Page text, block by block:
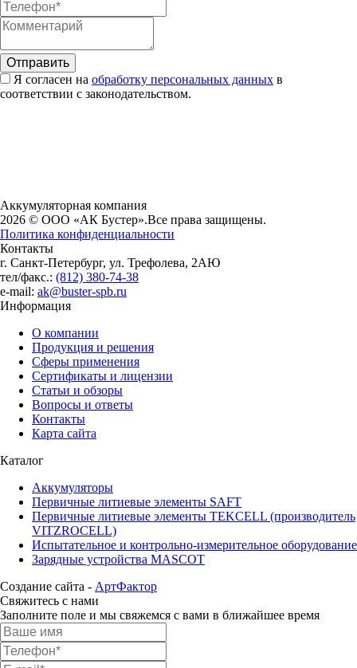
Я согласен на обработку персональных данных в
соответствии с законодательством.
Аккумуляторная компания
2026 © ООО «АК Бустер».Все права защищены.
Политика конфиденциальности
Контакты
г. Санкт-Петербург, ул. Трефолева, 2АЮ
тел/факс.: (812) 380-74-38
e-mail: ak@buster-spb.ru
Информация
О компании
Продукция и решения
Сферы применения
Сертификаты и лицензии
Статьи и обзоры
Вопросы и ответы
Контакты
Карта сайта
Каталог
Аккумуляторы
Первичные литиевые элементы SAFT
Первичные литиевые элементы TEKCELL (производитель
VITZROCELL)
Испытательное и контрольно-измерительное оборудование
Зарядные устройства MASCOT
Создание сайта - АртФактор
Свяжитесь с нами
Заполните поле и мы свяжемся с вами в ближайшее время